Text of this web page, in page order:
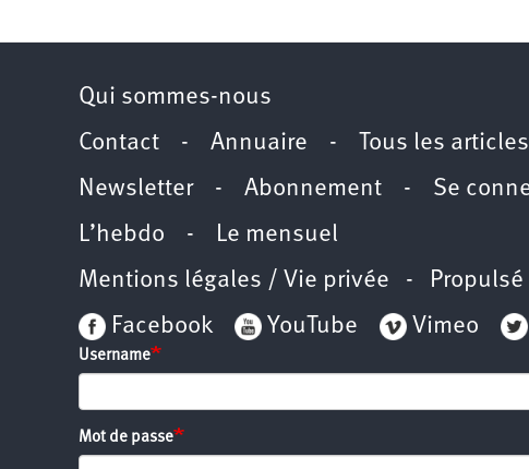
Qui sommes-nous
Contact - Annuaire - Tous les articles
Newsletter- Abonnement - Se
L’hebdo - Le mensuel
Mentions légales / Vie privée - Propulsé
Facebook
YouTube Vimeo
Username
Mot de passe